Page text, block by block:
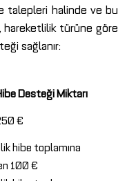
talepleri halinde ve bu
hareketlilik türüne göre
sağlanır:
Desteği Miktarı
€
hibe toplamına
100 €